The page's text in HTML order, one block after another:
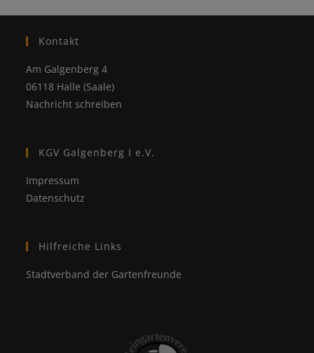
Kontakt
Am Galgenberg 4
06118 Halle (Saale)
Nachricht schreiben
KGV Galgenberg I e.V.
Impressum
Datenschutz
Hilfreiche Links
Stadtverband der Gartenfreunde